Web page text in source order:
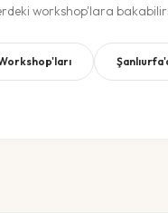
workshop'lara
Şanlıurfa